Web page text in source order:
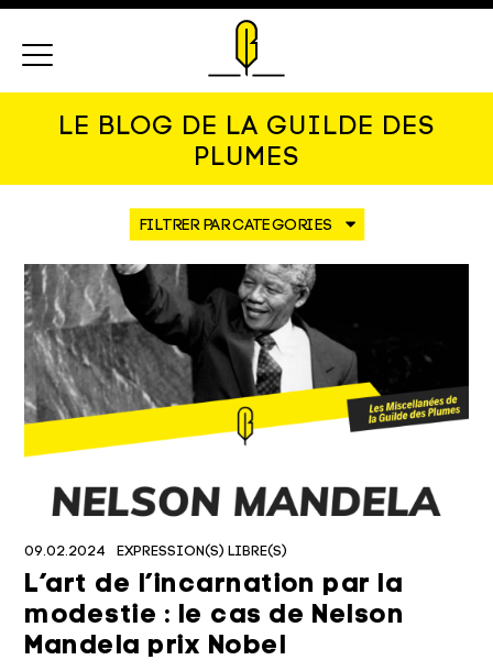
LE BLOG DE LA GUILDE DES
PLUMES
09.02.2024 EXPRESSION(S) LIBRE(S)
L’art de l’incarnation par la
modestie : le cas de Nelson
Mandela prix Nobel